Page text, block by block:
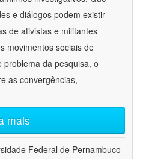
e diálogos podem existir
de ativistas e militantes
movimentos sociais de
problema da pesquisa, o
as convergências,
mais
Federal de Pernambuco